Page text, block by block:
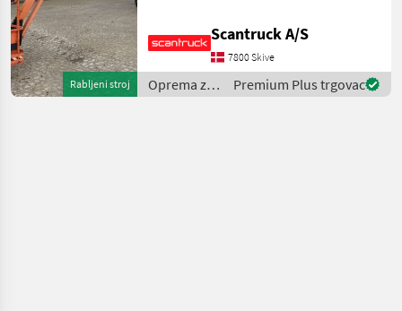
Rabljeni stroj
360 Tilt jib (degrees): 180
Platform height: 41150 mm
Outlay: 24380 mm 230V to
the
Scantruck A/S
7800 Skive
Oprema za
uređenje
Premium Plus trgovac